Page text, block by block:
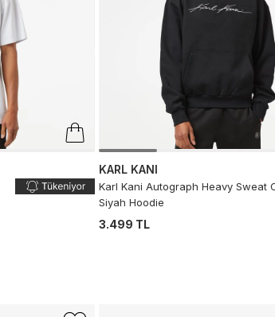
KARL KANI
Karl Kani Autograph Heavy Sweat
Siyah Hoodie
3.499 TL